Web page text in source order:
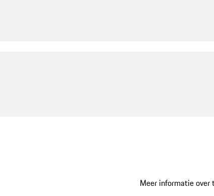
Meer informatie over